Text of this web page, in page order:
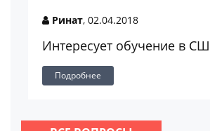
Ринат, 02.04.2018
Интересует обучение в
Подробнее